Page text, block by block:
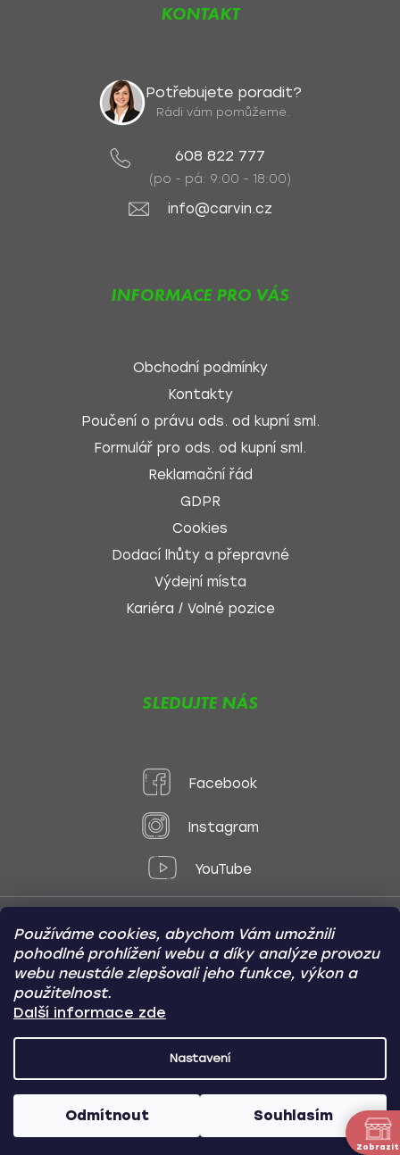
Používáme cookies, abychom Vám umožnili
pohodlné prohlížení webu a díky analýze provozu
webu neustále zlepšovali jeho funkce, výkon a
použitelnost.
Další informace zde
Nastavení
Odmítnout Souhlasím
KONTAKT
Potřebujete poradit?
Rádi vám pomůžeme.
608 822 777
(po - pá: 9:00 - 18:00)
info@carvin.cz
INFORMACE PRO VÁS
Obchodní podmínky
Kontakty
Poučení o právu ods. od kupní sml.
Formulář pro ods. od kupní sml.
Reklamační řád
GDPR
Cookies
Dodací lhůty a přepravné
Výdejní místa
Kariéra / Volné pozice
SLEDUJTE NÁS
Facebook
Instagram
YouTube
Způsoby platby:
Online
Převod
Dobírka
Copyright (c) 2012 -2026 CARVIN AUTODOPLŇKY- Všechna
Nakódoval Pavel Kuneš
Zobrazit